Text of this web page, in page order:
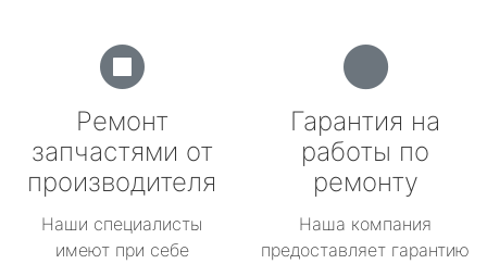
Ремонт
запчастями от
производителя
Наши специалисты
имеют при себе
Гарантия на
работы по
ремонту
Наша компания
предоставляет гарантию